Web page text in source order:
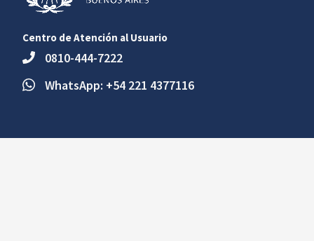
Centro de Atención al Usuario
0810-444-7222
WhatsApp: +54 221 4377116